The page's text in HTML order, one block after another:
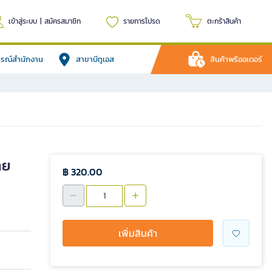
เข้าสู่ระบบ | สมัครสมาชิก รายการโปรด ตะกร้าสินค้า
รณ์สำนักงาน สาขาบีทูเอส สินค้าพรีออเดอร์
฿ 320.00
เพิ่มสินค้า